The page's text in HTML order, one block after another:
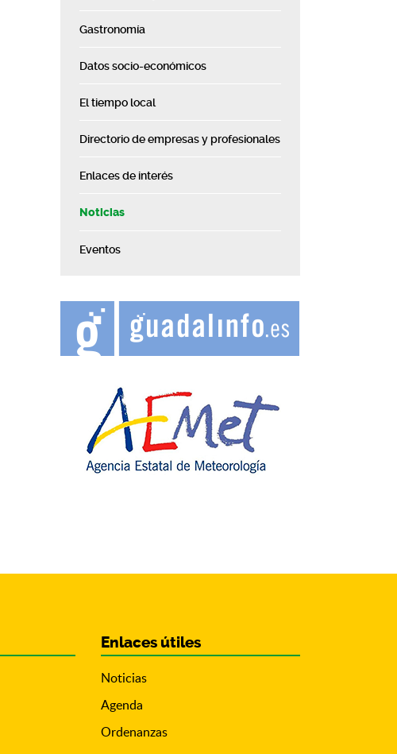
Gastronomía
Datos socio-económicos
El tiempo local
Directorio de empresas y profesionales
Enlaces de interés
Noticias
Eventos
Enlaces útiles
Noticias
Agenda
Ordenanzas